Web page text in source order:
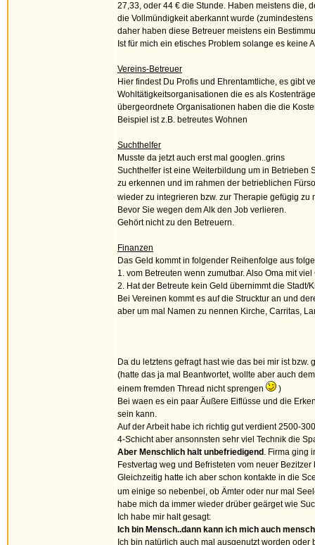
27,33, oder 44 € die Stunde. Haben meistens die,
die Vollmündigkeit aberkannt wurde
daher haben diese Betreuer meistens ein
Ist für mich ein etisches Problem solange es keine
Vereins-Betreuer
Hier findest Du Profis und Ehrentamtliche, es gibt
Wohltätigkeitsorganisationen die es als
übergeordnete Organisationen haben die die
Beispiel ist z.B. betreutes Wohnen
Suchthelfer
Musste da jetzt auch erst mal googlen..grins
Suchthelfer ist eine Weiterbildung um in Betrieben
zu erkennen und im rahmen der betrieblichen
wieder zu integrieren bzw. zur Therapie gefügig zu
Bevor Sie wegen dem Alk den Job verlieren.
Gehört nicht zu den Betreuern.
Finanzen
Das Geld kommt in folgender Reihenfolge aus
1. vom Betreuten wenn zumutbar. Also Oma mit viel
2. Hat der Betreute kein Geld übernimmt die Stadt/
Bei Vereinen kommt es auf die Strucktur an und
aber um mal Namen zu nennen Kirche, Carritas,
Da du letztens gefragt hast wie das bei mir ist bzw.
(hatte das ja mal Beantwortet, wollte aber auch
einem fremden Thread nicht sprengen
)
Bei waen es ein paar Äußere Eiflüsse und die
sein kann.
Auf der Arbeit habe ich richtig gut verdient 2500-
4-Schicht aber ansonnsten sehr viel Technik die
Aber Menschlich halt unbefriedigend . Firma ging
Festvertag weg und Befristeten vom neuer Bezitzer
Gleichzeitig hatte ich aber schon kontakte in die
um einige so nebenbei, ob Ämter oder nur mal
habe mich da immer wieder drüber geärget wie
Ich habe mir halt gesagt:
Ich bin Mensch..dann kann ich mich auch
Ich bin natürlich auch mal ausgenutzt worden oder